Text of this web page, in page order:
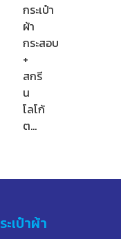
กระเป๋า
ผ้า
กระสอบ
+
สกรี
น
โลโก้
ต…
ะเป๋าผ้า